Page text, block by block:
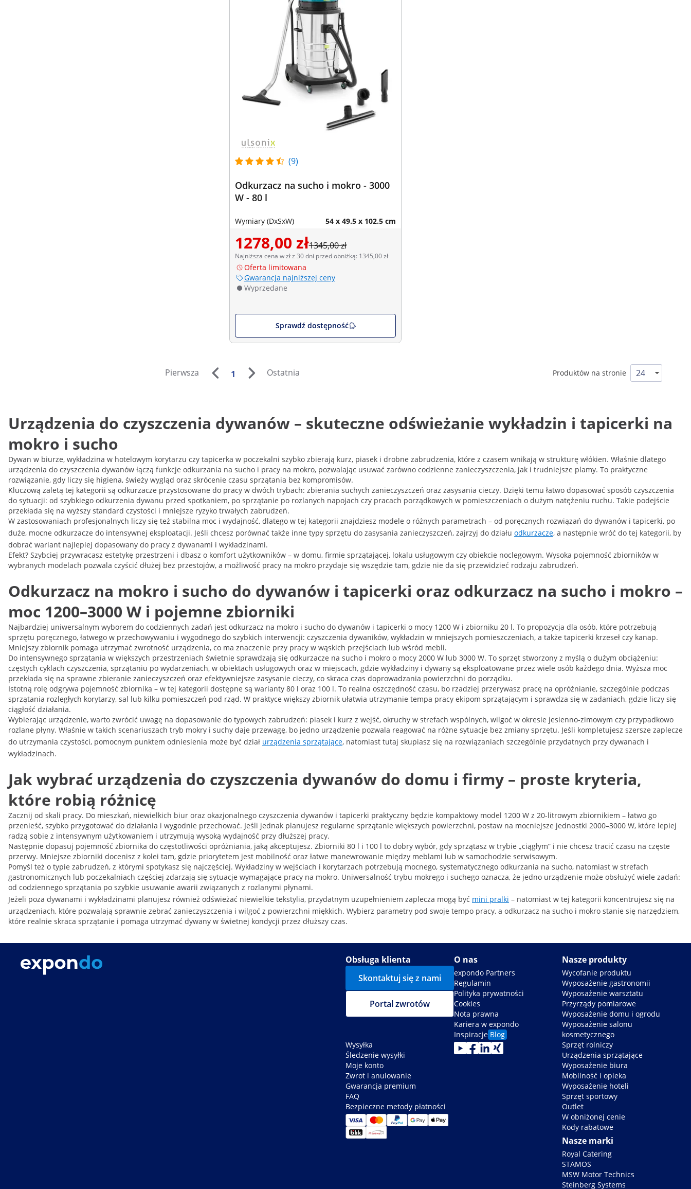
(9)
Odkurzacz na sucho i mokro - 3000
W - 80 l
Wymiary (DxSxW) 54 x 49.5 x 102.5 cm
1278,00 zł1345,00 zł
Najniższa cena w zł z 30 dni przed obniżką: 1345,00 zł
Oferta limitowana
Gwarancja najniższej ceny
Wyprzedane
Sprawdź dostępność
Pierwsza 1 Ostatnia Produktów na stronie
Urządzenia do czyszczenia dywanów – skuteczne odświeżanie wykładzin i tapicerki na
mokro i sucho
Dywan w biurze, wykładzina w hotelowym korytarzu czy tapicerka w poczekalni szybko zbierają kurz, piasek i drobne zabrudzenia, które z czasem wnikają w strukturę włókien. Właśnie dlatego
urządzenia do czyszczenia dywanów łączą funkcje odkurzania na sucho i pracy na mokro, pozwalając usuwać zarówno codzienne zanieczyszczenia, jak i trudniejsze plamy. To praktyczne
rozwiązanie, gdy liczy się higiena, świeży wygląd oraz skrócenie czasu sprzątania bez kompromisów.
Kluczową zaletą tej kategorii są odkurzacze przystosowane do pracy w dwóch trybach: zbierania suchych zanieczyszczeń oraz zasysania cieczy. Dzięki temu łatwo dopasować sposób czyszczenia
do sytuacji: od szybkiego odkurzenia dywanu przed spotkaniem, po sprzątanie po rozlanych napojach czy pracach porządkowych w pomieszczeniach o dużym natężeniu ruchu. Takie podejście
przekłada się na wyższy standard czystości i mniejsze ryzyko trwałych zabrudzeń.
W zastosowaniach profesjonalnych liczy się też stabilna moc i wydajność, dlatego w tej kategorii znajdziesz modele o różnych parametrach – od poręcznych rozwiązań do dywanów i tapicerki, po
duże, mocne odkurzacze do intensywnej eksploatacji. Jeśli chcesz porównać także inne typy sprzętu do zasysania zanieczyszczeń, zajrzyj do działu odkurzacze, a następnie wróć do tej kategorii, by
dobrać wariant najlepiej dopasowany do pracy z dywanami i wykładzinami.
Efekt? Szybciej przywracasz estetykę przestrzeni i dbasz o komfort użytkowników – w domu, firmie sprzątającej, lokalu usługowym czy obiekcie noclegowym. Wysoka pojemność zbiorników w
wybranych modelach pozwala czyścić dłużej bez przestojów, a możliwość pracy na mokro przydaje się wszędzie tam, gdzie nie da się przewidzieć rodzaju zabrudzeń.
Odkurzacz na mokro i sucho do dywanów i tapicerki oraz odkurzacz na sucho i mokro –
moc 1200–3000 W i pojemne zbiorniki
Najbardziej uniwersalnym wyborem do codziennych zadań jest odkurzacz na mokro i sucho do dywanów i tapicerki o mocy 1200 W i zbiorniku 20 l. To propozycja dla osób, które potrzebują
sprzętu poręcznego, łatwego w przechowywaniu i wygodnego do szybkich interwencji: czyszczenia dywaników, wykładzin w mniejszych pomieszczeniach, a także tapicerki krzeseł czy kanap.
Mniejszy zbiornik pomaga utrzymać zwrotność urządzenia, co ma znaczenie przy pracy w wąskich przejściach lub wśród mebli.
Do intensywnego sprzątania w większych przestrzeniach świetnie sprawdzają się odkurzacze na sucho i mokro o mocy 2000 W lub 3000 W. To sprzęt stworzony z myślą o dużym obciążeniu:
częstych cyklach czyszczenia, sprzątaniu po wydarzeniach, w obiektach usługowych oraz w miejscach, gdzie wykładziny i dywany są eksploatowane przez wiele osób każdego dnia. Wyższa moc
przekłada się na sprawne zbieranie zanieczyszczeń oraz efektywniejsze zasysanie cieczy, co skraca czas doprowadzania powierzchni do porządku.
Istotną rolę odgrywa pojemność zbiornika – w tej kategorii dostępne są warianty 80 l oraz 100 l. To realna oszczędność czasu, bo rzadziej przerywasz pracę na opróżnianie, szczególnie podczas
sprzątania rozległych korytarzy, sal lub kilku pomieszczeń pod rząd. W praktyce większy zbiornik ułatwia utrzymanie tempa pracy ekipom sprzątającym i sprawdza się w zadaniach, gdzie liczy się
ciągłość działania.
Wybierając urządzenie, warto zwrócić uwagę na dopasowanie do typowych zabrudzeń: piasek i kurz z wejść, okruchy w strefach wspólnych, wilgoć w okresie jesienno-zimowym czy przypadkowo
rozlane płyny. Właśnie w takich scenariuszach tryb mokry i suchy daje przewagę, bo jedno urządzenie pozwala reagować na różne sytuacje bez zmiany sprzętu. Jeśli kompletujesz szersze zaplecze
do utrzymania czystości, pomocnym punktem odniesienia może być dział urządzenia sprzątające, natomiast tutaj skupiasz się na rozwiązaniach szczególnie przydatnych przy dywanach i
wykładzinach.
Jak wybrać urządzenia do czyszczenia dywanów do domu i firmy – proste kryteria,
które robią różnicę
Zacznij od skali pracy. Do mieszkań, niewielkich biur oraz okazjonalnego czyszczenia dywanów i tapicerki praktyczny będzie kompaktowy model 1200 W z 20-litrowym zbiornikiem – łatwo go
przenieść, szybko przygotować do działania i wygodnie przechować. Jeśli jednak planujesz regularne sprzątanie większych powierzchni, postaw na mocniejsze jednostki 2000–3000 W, które lepiej
radzą sobie z intensywnym użytkowaniem i utrzymują wysoką wydajność przy dłuższej pracy.
Następnie dopasuj pojemność zbiornika do częstotliwości opróżniania, jaką akceptujesz. Zbiorniki 80 l i 100 l to dobry wybór, gdy sprzątasz w trybie „ciągłym” i nie chcesz tracić czasu na częste
przerwy. Mniejsze zbiorniki docenisz z kolei tam, gdzie priorytetem jest mobilność oraz łatwe manewrowanie między meblami lub w samochodzie serwisowym.
Pomyśl też o typie zabrudzeń, z którymi spotykasz się najczęściej. Wykładziny w wejściach i korytarzach potrzebują mocnego, systematycznego odkurzania na sucho, natomiast w strefach
gastronomicznych lub poczekalniach częściej zdarzają się sytuacje wymagające pracy na mokro. Uniwersalność trybu mokrego i suchego oznacza, że jedno urządzenie może obsłużyć wiele zadań:
od codziennego sprzątania po szybkie usuwanie awarii związanych z rozlanymi płynami.
Jeżeli poza dywanami i wykładzinami planujesz również odświeżać niewielkie tekstylia, przydatnym uzupełnieniem zaplecza mogą być mini pralki – natomiast w tej kategorii koncentrujesz się na
urządzeniach, które pozwalają sprawnie zebrać zanieczyszczenia i wilgoć z powierzchni miękkich. Wybierz parametry pod swoje tempo pracy, a odkurzacz na sucho i mokro stanie się narzędziem,
które realnie skraca sprzątanie i pomaga utrzymać dywany w świetnej kondycji przez dłuższy czas.
Obsługa klienta
Skontaktuj się z nami
Portal zwrotów
Wysyłka
Śledzenie wysyłki
Moje konto
Zwrot i anulowanie
Gwarancja premium
FAQ
Bezpieczne metody płatności
O nas
expondo Partners
Regulamin
Polityka prywatności
Cookies
Nota prawna
Kariera w expondo
Inspiracje Blog
Nasze produkty
Wycofanie produktu
Wyposażenie gastronomii
Wyposażenie warsztatu
Przyrządy pomiarowe
Wyposażenie domu i ogrodu
Wyposażenie salonu
kosmetycznego
Sprzęt rolniczy
Urządzenia sprzątające
Wyposażenie biura
Mobilność i opieka
Wyposażenie hoteli
Sprzęt sportowy
Outlet
W obniżonej cenie
Kody rabatowe
Nasze marki
Royal Catering
STAMOS
MSW Motor Technics
Steinberg Systems